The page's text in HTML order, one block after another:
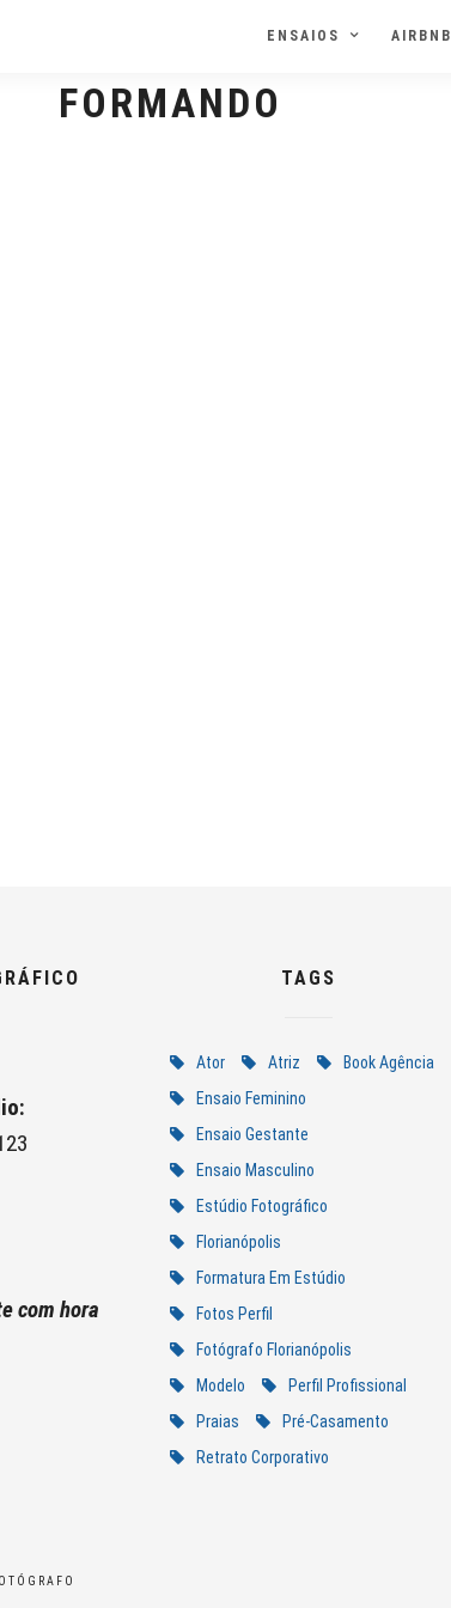
ENSAIOS AIRBNB
FORMANDO
com hora
TAGS
Ator Atriz
Book Agência
Ensaio Feminino
Ensaio Gestante
Ensaio Masculino
Estúdio Fotográfico
Florianópolis
Formatura Em Estúdio
Fotos Perfil
Fotógrafo Florianópolis
Modelo
Perfil Profissional
Praias
Pré-Casamento
Retrato Corporativo